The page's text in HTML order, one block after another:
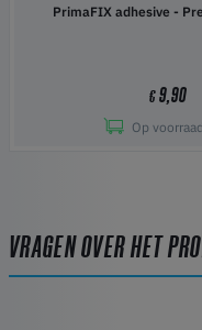
PrimaFIX adhesive -
€9,90
Op
VRAGEN OVER HET